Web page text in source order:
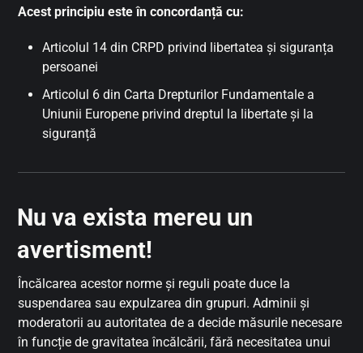
Acest principiu este în concordanță cu:
Articolul 14 din CRPD privind libertatea și siguranța
persoanei
Articolul 6 din Carta Drepturilor Fundamentale a
Uniunii Europene privind dreptul la libertate și la
siguranță
Nu va exista mereu un
avertisment!
Încălcarea acestor norme și reguli poate duce la
suspendarea sau expulzarea din grupuri. Adminii și
moderatorii au autoritatea de a decide măsurile necesare
în funcție de gravitatea încălcării, fără necesitatea unui